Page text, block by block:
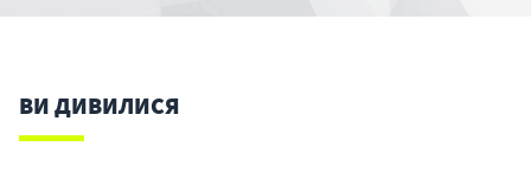
ВИ ДИВИЛИСЯ